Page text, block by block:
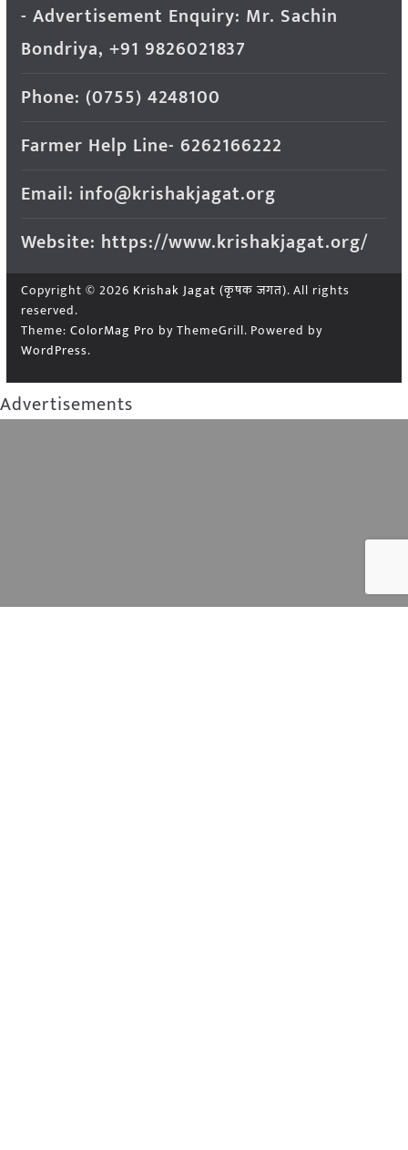
- Advertisement Enquiry: Mr. Sachin
Bondriya, +91 9826021837
Phone: (0755) 4248100
Farmer Help Line- 6262166222
Email: info@krishakjagat.org
Website: https://www.krishakjagat.org/
Copyright © 2026 Krishak Jagat (कृषक जगत). All rights
reserved.
Theme: ColorMag Pro by ThemeGrill. Powered by
WordPress.
Advertisements